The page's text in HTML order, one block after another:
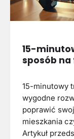
15-
sposób
15-minutowy
wygodne
poprawić
mieszkania
Artykuł